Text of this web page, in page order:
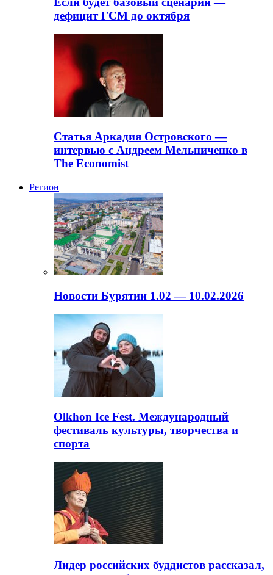
дефицит ГСМ до октября
Статья Аркадия Островского —
интервью с Андреем Мельниченко в
The Economist
Регион
Новости Бурятии 1.02 — 10.02.2026
Olkhon Ice Fest. Международный
фестиваль культуры, творчества и
спорта
Лидер российских буддистов рассказал,